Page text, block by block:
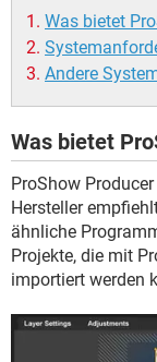
Was bietet
Andere
Was bietet
ProShow
Hersteller
ähnliche
Projekte, die mit
importiert werden